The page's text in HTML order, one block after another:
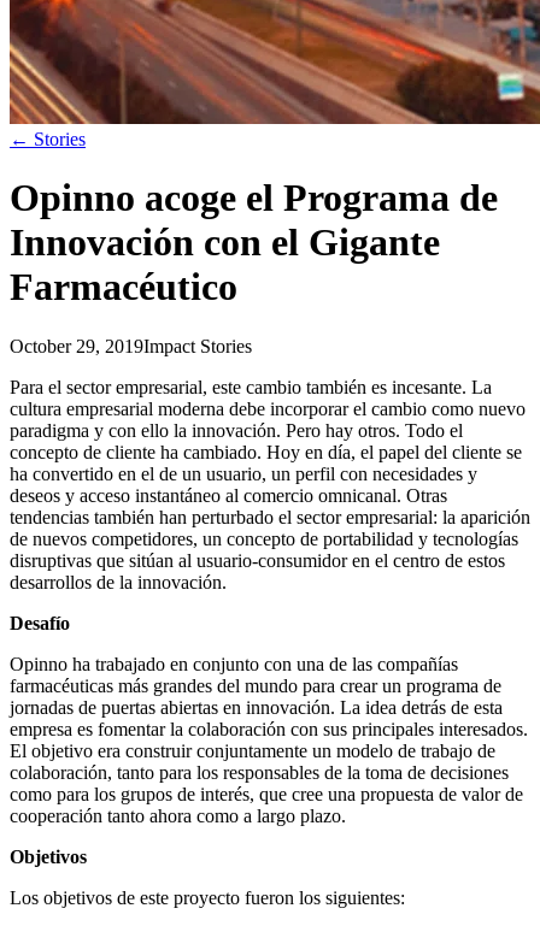
← Stories
Opinno acoge el Programa de
Innovación con el Gigante
Farmacéutico
October 29, 2019Impact Stories
Para el sector empresarial, este cambio también es incesante. La
cultura empresarial moderna debe incorporar el cambio como nuevo
paradigma y con ello la innovación. Pero hay otros. Todo el
concepto de cliente ha cambiado. Hoy en día, el papel del cliente se
ha convertido en el de un usuario, un perfil con necesidades y
deseos y acceso instantáneo al comercio omnicanal. Otras
tendencias también han perturbado el sector empresarial: la aparición
de nuevos competidores, un concepto de portabilidad y tecnologías
disruptivas que sitúan al usuario-consumidor en el centro de estos
desarrollos de la innovación.
Desafío
Opinno ha trabajado en conjunto con una de las compañías
farmacéuticas más grandes del mundo para crear un programa de
jornadas de puertas abiertas en innovación. La idea detrás de esta
empresa es fomentar la colaboración con sus principales interesados.
El objetivo era construir conjuntamente un modelo de trabajo de
colaboración, tanto para los responsables de la toma de decisiones
como para los grupos de interés, que cree una propuesta de valor de
cooperación tanto ahora como a largo plazo.
Objetivos
Los objetivos de este proyecto fueron los siguientes: